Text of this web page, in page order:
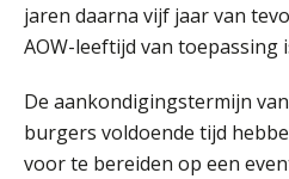
jaren daarna vijf jaar van
AOW-leeftijd van toepassing
De aankondigingstermijn
burgers voldoende tijd
voor te bereiden op een
Je
Hoe
een
24
SEP
MOCuitgevers
SEP
MOCuitgevers